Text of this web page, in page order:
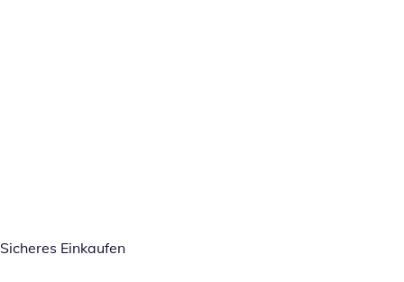
Sicheres Einkaufen